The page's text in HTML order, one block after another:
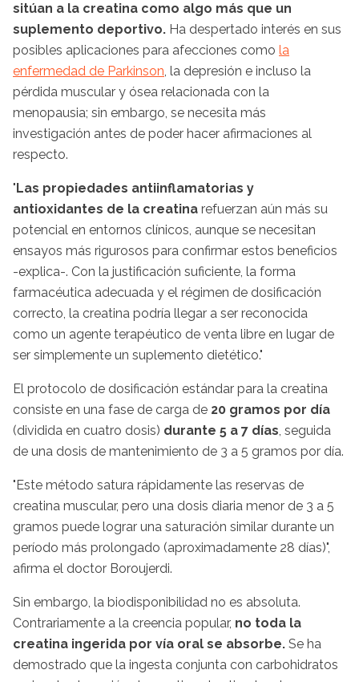
sitúan a la creatina como algo más que un
suplemento deportivo. Ha despertado interés en sus
posibles aplicaciones para afecciones como la
enfermedad de Parkinson, la depresión e incluso la
pérdida muscular y ósea relacionada con la
menopausia; sin embargo, se necesita más
investigación antes de poder hacer afirmaciones al
respecto.
" Las propiedades antiinflamatorias y
antioxidantes de la creatina refuerzan aún más su
potencial en entornos clínicos, aunque se necesitan
ensayos más rigurosos para confirmar estos beneficios
-explica-. Con la justificación suficiente, la forma
farmacéutica adecuada y el régimen de dosificación
correcto, la creatina podría llegar a ser reconocida
como un agente terapéutico de venta libre en lugar de
ser simplemente un suplemento dietético."
El protocolo de dosificación estándar para la creatina
consiste en una fase de carga de 20 gramos por día
(dividida en cuatro dosis) durante 5 a 7 días, seguida
de una dosis de mantenimiento de 3 a 5 gramos por día.
"Este método satura rápidamente las reservas de
creatina muscular, pero una dosis diaria menor de 3 a 5
gramos puede lograr una saturación similar durante un
período más prolongado (aproximadamente 28 días)",
afirma el doctor Boroujerdi.
Sin embargo, la biodisponibilidad no es absoluta.
Contrariamente a la creencia popular, no toda la
creatina ingerida por vía oral se absorbe. Se ha
demostrado que la ingesta conjunta con carbohidratos